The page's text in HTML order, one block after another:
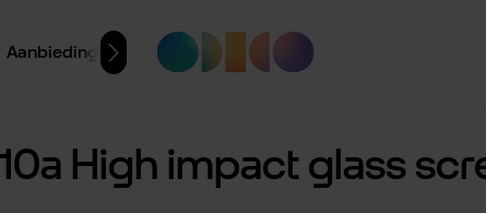
Aanbiedingen
High impact glass